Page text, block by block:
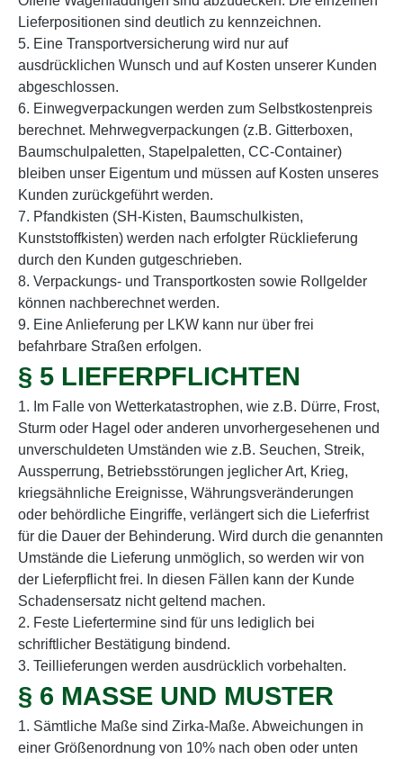
Lieferpositionen sind deutlich zu kennzeichnen.
5. Eine Transportversicherung wird nur auf
ausdrücklichen Wunsch und auf Kosten unserer Kunden
abgeschlossen.
6. Einwegverpackungen werden zum Selbstkostenpreis
berechnet. Mehrwegverpackungen (z.B. Gitterboxen,
Baumschulpaletten, Stapelpaletten, CC-Container)
bleiben unser Eigentum und müssen auf Kosten unseres
Kunden zurückgeführt werden.
7. Pfandkisten (SH-Kisten, Baumschulkisten,
Kunststoffkisten) werden nach erfolgter Rücklieferung
durch den Kunden gutgeschrieben.
8. Verpackungs- und Transportkosten sowie Rollgelder
können nachberechnet werden.
9. Eine Anlieferung per LKW kann nur über frei
befahrbare Straßen erfolgen.
§ 5 LIEFERPFLICHTEN
1. Im Falle von Wetterkatastrophen, wie z.B. Dürre, Frost,
Sturm oder Hagel oder anderen unvorhergesehenen und
unverschuldeten Umständen wie z.B. Seuchen, Streik,
Aussperrung, Betriebsstörungen jeglicher Art, Krieg,
kriegsähnliche Ereignisse, Währungsveränderungen
oder behördliche Eingriffe, verlängert sich die Lieferfrist
für die Dauer der Behinderung. Wird durch die genannten
Umstände die Lieferung unmöglich, so werden wir von
der Lieferpflicht frei. In diesen Fällen kann der Kunde
Schadensersatz nicht geltend machen.
2. Feste Liefertermine sind für uns lediglich bei
schriftlicher Bestätigung bindend.
3. Teillieferungen werden ausdrücklich vorbehalten.
§ 6 MASSE UND MUSTER
1. Sämtliche Maße sind Zirka-Maße. Abweichungen in
einer Größenordnung von 10% nach oben oder unten